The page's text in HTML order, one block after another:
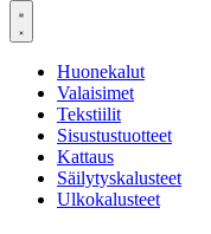
Huonekalut
Valaisimet
Tekstiilit
Sisustustuotteet
Kattaus
Säilytyskalusteet
Ulkokalusteet